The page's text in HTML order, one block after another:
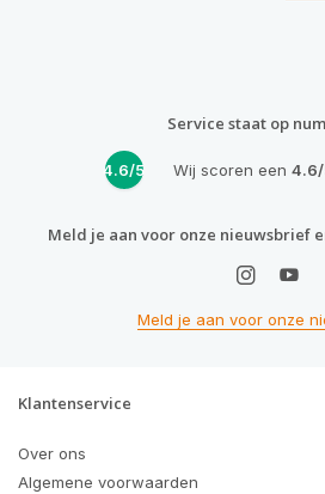
Service staat op
4.6/5 Wij scoren een
Meld je aan voor onze nieuwsbrief
Meld je aan voor onze
Klantenservice
Over ons
Algemene voorwaarden